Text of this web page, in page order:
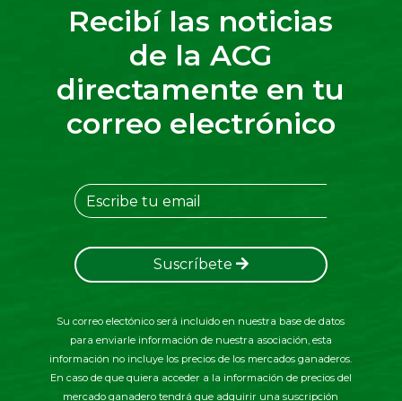
Recibí las noticias
de la ACG
directamente en tu
correo electrónico
Suscríbete
Su correo electónico será incluido en nuestra base de datos
para enviarle información de nuestra asociación, esta
información no incluye los precios de los mercados ganaderos.
En caso de que quiera acceder a la información de precios del
mercado ganadero tendrá que adquirir una suscripción